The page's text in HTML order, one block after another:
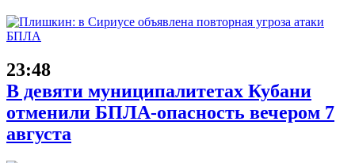
23:48
В девяти муниципалитетах Кубани
отменили БПЛА-опасность вечером 7
августа